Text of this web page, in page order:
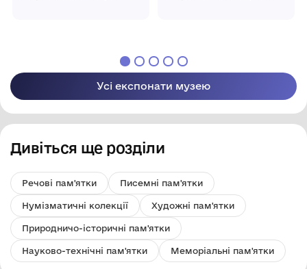
Усі експонати музею
Дивіться ще розділи
Речові пам'ятки Писемні пам'ятки
Нумізматичні колекції Художні пам'ятки
Природничо-історичні пам'ятки
Науково-технічні пам'ятки Меморіальні пам'ятки